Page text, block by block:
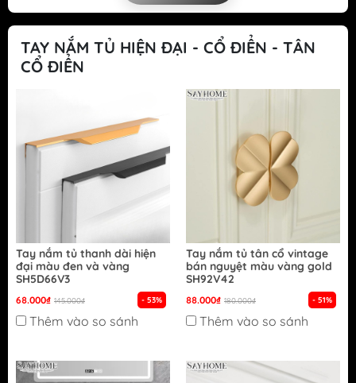
TAY NẮM TỦ HIỆN ĐẠI - CỔ ĐIỂN - TÂN
CỔ ĐIỂN
Tay nắm tủ thanh dài hiện
đại màu đen và vàng
SH5D66V3
68.000₫ 145.000₫ - 53%
Thêm vào so sánh
Tay nắm tủ tân cổ vintage
bán nguyệt màu vàng gold
SH92V42
88.000₫ 180.000₫ - 51%
Thêm vào so sánh